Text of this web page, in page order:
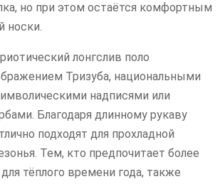
но при этом остаётся комфортным
носки.
лонгслив поло
Тризуба, национальными
надписями или
Благодаря длинному рукаву
подходят для прохладной
Тем, кто предпочитает более
тёплого времени года, также